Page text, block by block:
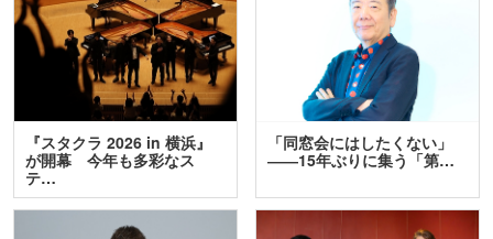
『スタクラ 2026 in 横浜』
が開幕 今年も多彩なス
テ…
「同窓会にはしたくない」
――15年ぶりに集う「第…